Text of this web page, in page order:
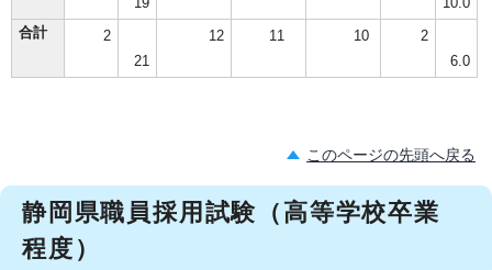
合計
2
21
12 11 10
2
6.0
このページの先頭へ戻る
静岡県職員採用試験（高等学校卒業
程度）